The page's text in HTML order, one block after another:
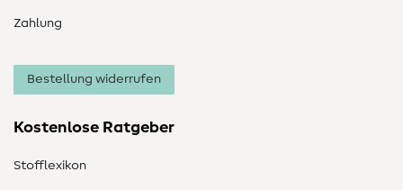
Zahlung
Bestellung widerrufen
Kostenlose Ratgeber
Stofflexikon